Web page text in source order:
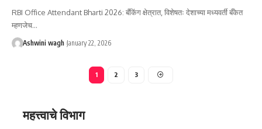
RBI Office Attendant Bharti 2026: बँकिंग क्षेत्रात, विशेषतः देशाच्या मध्यवर्ती बँकेत
म्हणजेच…
Ashwini wagh January 22, 2026
1 2 3
महत्त्वाचे विभाग